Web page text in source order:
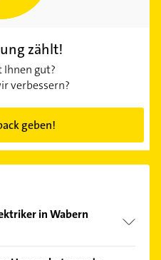
zählt!
Ihnen gut?
verbessern?
geben!
in Wabern